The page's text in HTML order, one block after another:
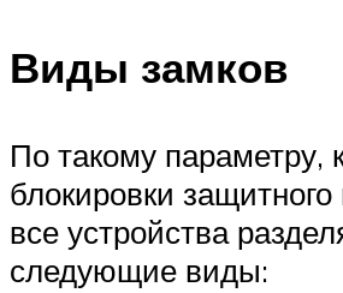
Виды замков
По такому параметру,
блокировки
все устройства
следующие виды: